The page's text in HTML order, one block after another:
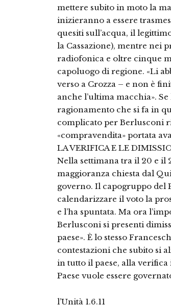
mettere subito in moto la
inizieranno a essere
quesiti sull’acqua, il
la Cassazione), mentre nei
radiofonica e oltre cinque
capoluogo di regione. «Li
verso a Crozza – e non è
anche l’ultima macchia».
ragionamento che si fa in
complicato per Berlusconi
«compravendita» portata
LA VERIFICA E LE
Nella settimana tra il 20 e il
maggioranza chiesta dal
governo. Il capogruppo del
calendarizzare il voto la
e l’ha spuntata. Ma ora
Berlusconi si presenti
paese». È lo stesso
contestazioni che subito si
in tutto il paese, alla
Paese vuole essere
l’Unità 1.6.11